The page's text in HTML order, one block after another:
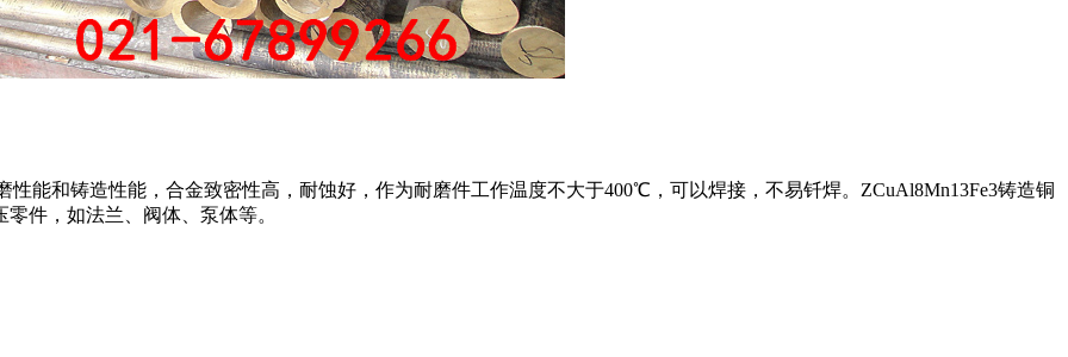
能和铸造性能，合金致密性高，耐蚀好，作为耐磨件工作温度不大于400℃，可以焊接，不易钎焊。ZCuAl8Mn13Fe3铸造铜
件，如法兰、阀体、泵体等。